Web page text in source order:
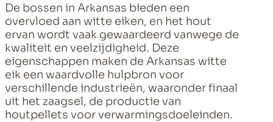
De bossen in Arkansas bieden een
overvloed aan witte eiken, en het hout
ervan wordt vaak gewaardeerd vanwege de
kwaliteit en veelzijdigheid. Deze
eigenschappen maken de Arkansas witte
eik een waardvolle hulpbron voor
verschillende industrieën, waaronder finaal
uit het zaagsel, de productie van
houtpellets voor verwarmingsdoeleinden.